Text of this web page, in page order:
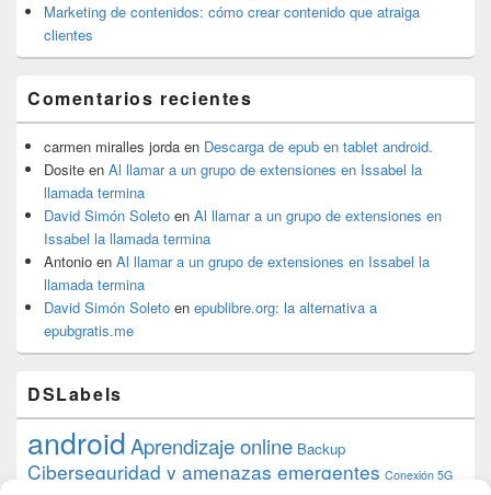
Marketing de contenidos: cómo crear contenido que atraiga
clientes
Comentarios recientes
carmen miralles jorda en Descarga de epub en tablet android.
Dosite en Al llamar a un grupo de extensiones en Issabel la
llamada termina
David Simón Soleto en Al llamar a un grupo de extensiones en
Issabel la llamada termina
Antonio en Al llamar a un grupo de extensiones en Issabel la
llamada termina
David Simón Soleto en epublibre.org: la alternativa a
epubgratis.me
DSLabels
androidAprendizaje online Backup
Ciberseguridad y amenazas emergentes Conexión 5G